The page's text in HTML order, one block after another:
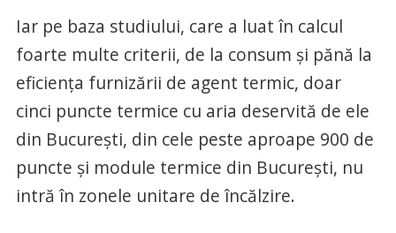
Iar pe baza studiului, care a luat în calcul
foarte multe criterii, de la consum şi pănă la
eficienţa furnizării de agent termic, doar
cinci puncte termice cu aria deservită de ele
din Bucureşti, din cele peste aproape 900 de
puncte şi module termice din Bucureşti, nu
intră în zonele unitare de încălzire.